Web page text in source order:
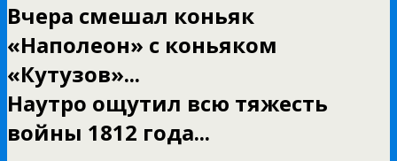
Вчера смешал коньяк
«Наполеон» с коньяком
«Кутузов»...
Наутро ощутил всю тяжесть
войны 1812 года...